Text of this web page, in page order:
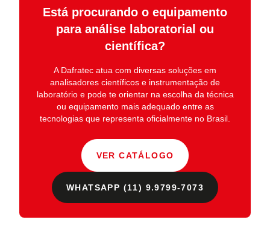
Está procurando o equipamento
para análise laboratorial ou
científica?
A Dafratec atua com diversas soluções em
analisadores científicos e instrumentação de
laboratórioe pode te orientar na escolha da técnica
ou equipamento mais adequado entre as
tecnologias que representa oficialmente no Brasil.
VER CATÁLOGO
WHATSAPP (11) 9.9799-7073